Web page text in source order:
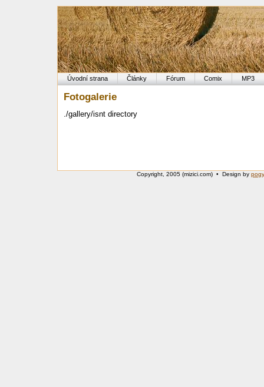
Úvodní strana Články Fórum Comix MP3
Fotogalerie
./gallery/isnt directory
Copyright, 2005 (mizici.com) • Design by